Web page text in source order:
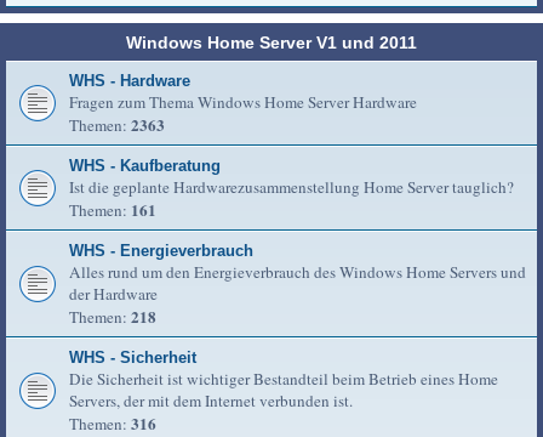
Windows Home Server V1 und 2011
WHS - Hardware
Fragen zum Thema Windows Home Server Hardware
Themen: 2363
WHS - Kaufberatung
Ist die geplante Hardwarezusammenstellung Home Server tauglich?
Themen: 161
WHS - Energieverbrauch
Alles rund um den Energieverbrauch des Windows Home Servers und
der Hardware
Themen: 218
WHS - Sicherheit
Die Sicherheit ist wichtiger Bestandteil beim Betrieb eines Home
Servers, der mit dem Internet verbunden ist.
Themen: 316